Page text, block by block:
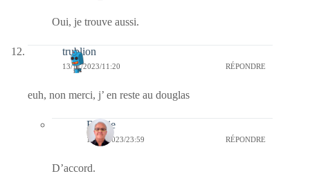
Oui, je trouve aussi.
trublion
13/11/2023/11:20 RÉPONDRE
euh, non merci, j’ en reste au douglas
Bernie
13/11/2023/23:59 RÉPONDRE
D’accord.